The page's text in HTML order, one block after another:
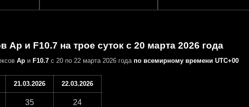
Ap и F10.7 на трое суток с 20 марта 2026 года
Apи F10.7с 20 по 22 марта 2026 года по всемирному времени UTC+00
21.03.2026 22.03.2026
35 24